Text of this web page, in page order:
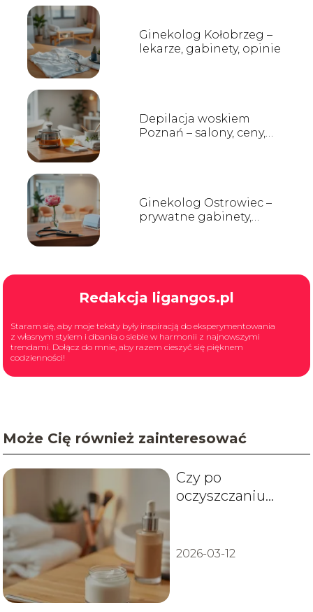
Ginekolog Kołobrzeg –
lekarze, gabinety, opinie
Depilacja woskiem
Poznań – salony, ceny,
Ginekolog Ostrowiec –
prywatne gabinety,
Redakcja ligangos.pl
Staram się, aby moje teksty były inspiracją do eksperymentowania
z własnym stylem i dbania o siebie w harmonii z najnowszymi
trendami. Dołącz do mnie, aby razem cieszyć się pięknem
codzienności!
Może Cię również zainteresować
Czy po
oczyszczaniu
2026-03-12